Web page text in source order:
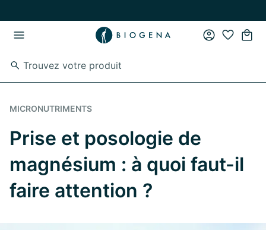
MICRONUTRIMENTS
Prise et posologie de
magnésium : à quoi faut-il
faire attention ?